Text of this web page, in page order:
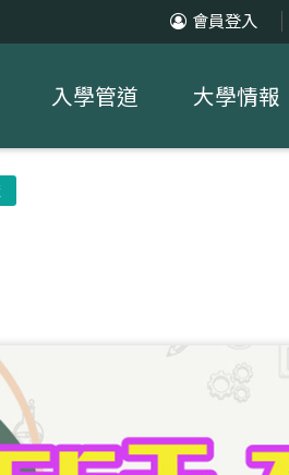
會員登入
入學管道 大學情報